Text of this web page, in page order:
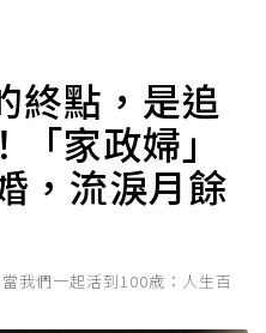
終點，是追
家政婦」
，流淚月餘
我們一起活到100歲：人生百